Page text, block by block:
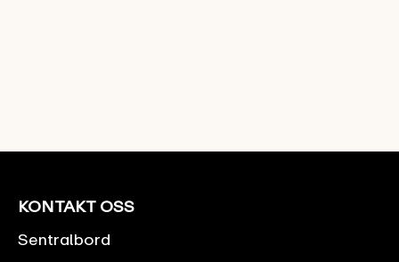
KONTAKT OSS
Sentralbord